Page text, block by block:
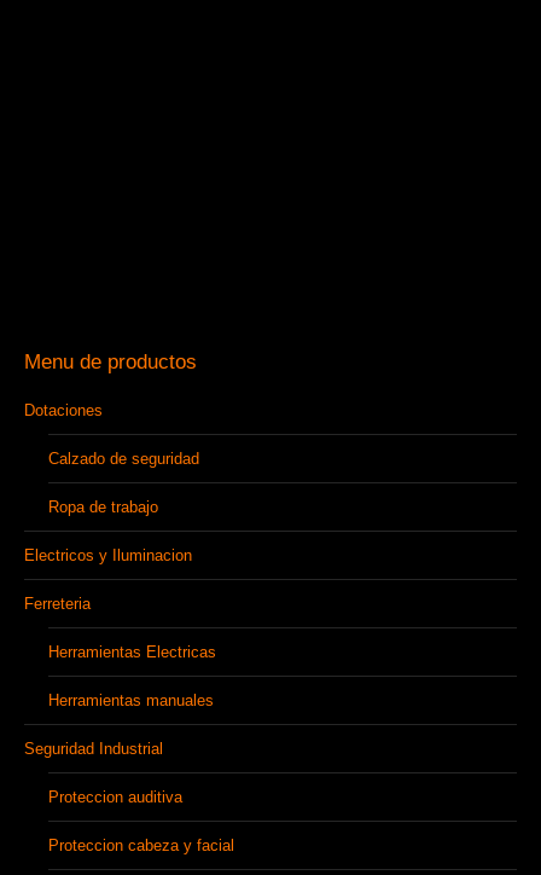
Menu de productos
Dotaciones
Calzado de seguridad
Ropa de trabajo
Electricos y Iluminacion
Ferreteria
Herramientas Electricas
Herramientas manuales
Seguridad Industrial
Proteccion auditiva
Proteccion cabeza y facial